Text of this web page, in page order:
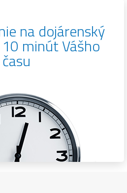
na dojárenský
minút Vášho
času